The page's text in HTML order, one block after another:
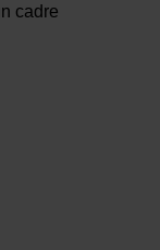
cadre